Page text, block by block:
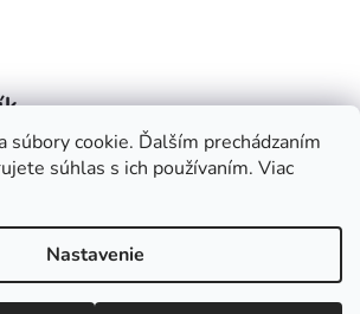
súbory cookie. Ďalším prechádzaním
súhlas s ich používaním. Viac
Nastavenie
VÁM, ŽE V TERMÍNE OD
7. 8. 2026 NÁŠ SKLAD
ZATVORENÉ Z DÔVODU
ÚDRŽBY. OBJEDNÁVKY
0KS / €0